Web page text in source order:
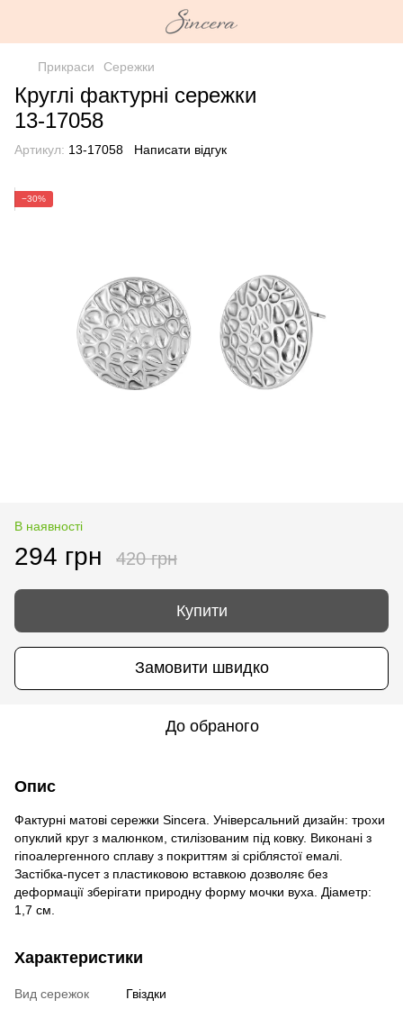
Прикраси Сережки
Круглі фактурні сережки
13-17058
Артикул: 13-17058 Написати відгук
−30%
В наявності
294 грн 420 грн
Купити
Замовити швидко
До обраного
Опис
Фактурні матові сережки Sincera. Універсальний дизайн: трохи
опуклий круг з малюнком, стилізованим під ковку. Виконані з
гіпоалергенного сплаву з покриттям зі сріблястої емалі.
Застібка-пусет з пластиковою вставкою дозволяє без
деформації зберігати природну форму мочки вуха. Діаметр:
1,7 см.
Характеристики
Вид сережок
Гвіздки